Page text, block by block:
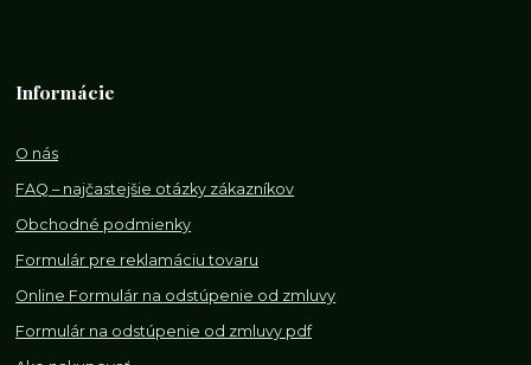
Informácie
O nás
FAQ – najčastejšie otázky zákazníkov
Obchodné podmienky
Formulár pre reklamáciu tovaru
Online Formulár na odstúpenie od zmluvy
Formulár na odstúpenie od zmluvy pdf